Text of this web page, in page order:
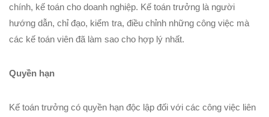
chính, kế toán cho doanh nghiệp. Kế toán trưởng là người
hướng dẫn, chỉ đạo, kiểm tra, điều chỉnh những công việc mà
các kế toán viên đã làm sao cho hợp lý nhất.
Quyền hạn
Kế toán trưởng có quyền hạn độc lập đối với các công việc liên